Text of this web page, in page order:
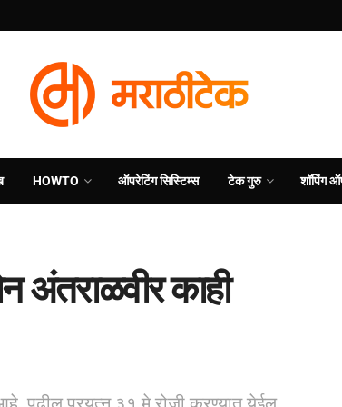
HOWTO ऑपरेटिंग सिस्टिम्स टेक गुरु शॉपिंग
अंतराळवीर काही